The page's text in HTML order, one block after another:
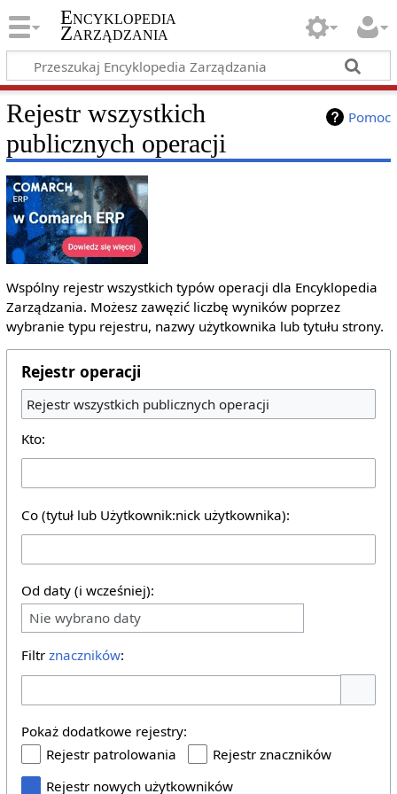
Encyklopedia
Zarządzania
Pomoc
Rejestr wszystkich
publicznych operacji
Wspólny rejestr wszystkich typów operacji dla Encyklopedia
Zarządzania. Możesz zawęzić liczbę wyników poprzez
wybranie typu rejestru, nazwy użytkownika lub tytułu strony.
Rejestr operacji
Rejestr wszystkich publicznych operacji
Kto:
Co (tytuł lub Użytkownik:nick użytkownika):
Od daty (i wcześniej):
Nie wybrano daty
Filtr znaczników:
Pokaż dodatkowe rejestry:
Rejestr patrolowania
Rejestr znaczników
Rejestr nowych użytkowników